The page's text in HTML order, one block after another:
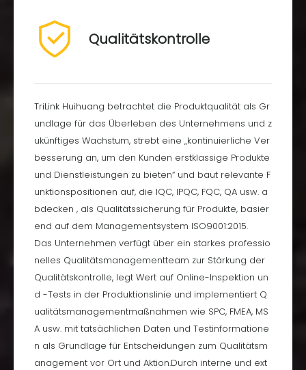
nem Modell für intelligente Fertigungsunternehmen i
n der Provinz Zhejiang.Qualitätskontrolle
TriLink Huihuang betrachtet die Produktqualität als Gr
undlage für das Überleben des Unternehmens und z
ukünftiges Wachstum, strebt eine „kontinuierliche Ver
besserung an, um den Kunden erstklassige Produkte
und Dienstleistungen zu bieten“ und baut relevante F
unktionspositionen auf, die IQC, IPQC, FQC, QA usw. a
bdecken , als Qualitätssicherung für Produkte, basier
end auf dem Managementsystem ISO9001:2015.
Das Unternehmen verfügt über ein starkes professio
nelles Qualitätsmanagementteam zur Stärkung der
Qualitätskontrolle, legt Wert auf Online-Inspektion un
d -Tests in der Produktionslinie und implementiert Q
ualitätsmanagementmaßnahmen wie SPC, FMEA, MS
A usw. mit tatsächlichen Daten und Testinformatione
n als Grundlage für Entscheidungen zum Qualitätsm
anagement vor Ort und Aktion.Durch interne und ext